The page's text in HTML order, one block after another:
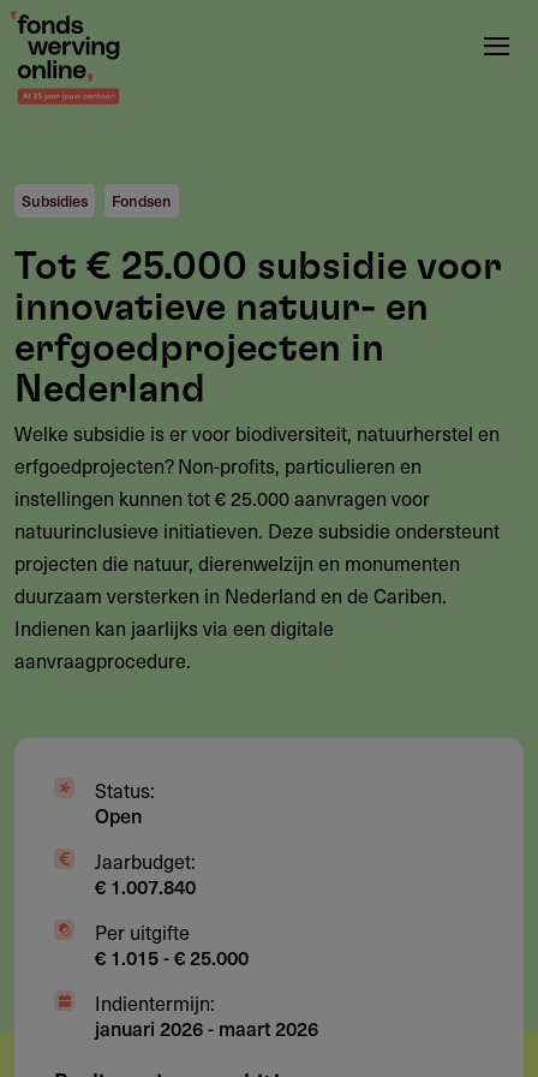
Overslaan
naar
de
gaan
Subsidies Fondsen
Tot € 25.000 subsidie voor
innovatieve natuur- en
erfgoedprojecten in
Nederland
Welke subsidie is er voor biodiversiteit, natuurherstel en
erfgoedprojecten? Non-profits, particulieren en
instellingen kunnen tot € 25.000 aanvragen voor
natuurinclusieve initiatieven. Deze subsidie ondersteunt
projecten die natuur, dierenwelzijn en monumenten
duurzaam versterken in Nederland en de Cariben.
Indienen kan jaarlijks via een digitale
aanvraagprocedure.
Status:
Open
Jaarbudget:
€ 1.007.840
Per uitgifte
€ 1.015 - € 25.000
Indientermijn:
januari 2026- maart 2026